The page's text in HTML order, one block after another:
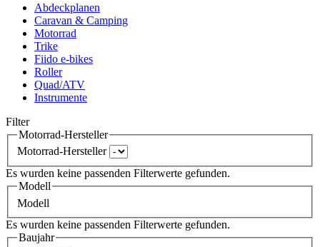
Abdeckplanen
Caravan & Camping
Motorrad
Trike
Fiido e-bikes
Roller
Quad/ATV
Instrumente
Filter
Motorrad-Hersteller
Motorrad-Hersteller
Es wurden keine passenden Filterwerte gefunden.
Modell
Modell
Es wurden keine passenden Filterwerte gefunden.
Baujahr